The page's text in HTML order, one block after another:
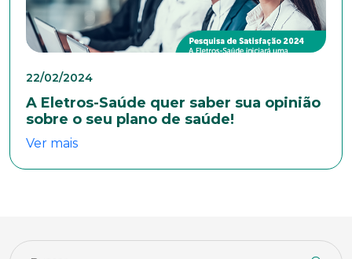
22/02/2024
A Eletros-Saúde quer saber sua opinião
sobre o seu plano de saúde!
Ver mais
Sexo
Masculino
Feminino Outros
Anexar currículo*